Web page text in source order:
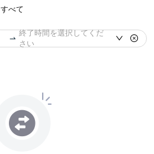
すべて
終了時間を選択してくだ
さい